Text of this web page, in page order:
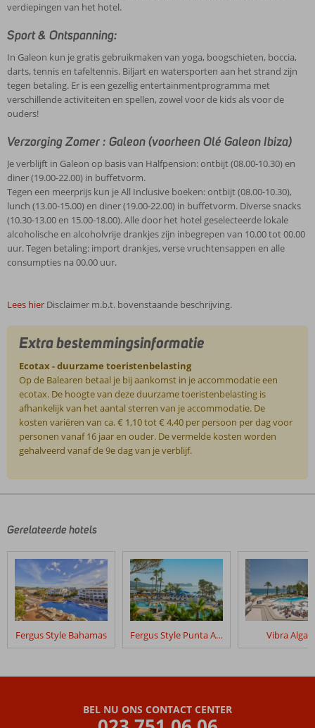
verdiepingen van het hotel.
Sport & Ontspanning:
In Galeon kun je gratis gebruikmaken van yoga, boogschieten, boccia,
darts, tennis en tafeltennis. Biljart en watersporten aan het strand zijn
tegen betaling. Er is een gezellig entertainmentprogramma met
verschillende activiteiten en spellen, zowel voor de kids als voor de
ouders!
Verzorging Zomer : Galeon (voorheen Olé Galeon Ibiza)
Je verblijft in Galeon op basis van Halfpension: ontbijt (08.00-10.30) en
diner (19.00-22.00) in buffetvorm.
Tegen een meerprijs kun je All Inclusive boeken: ontbijt (08.00-10.30),
lunch (13.00-15.00) en diner (19.00-22.00) in buffetvorm. Diverse snacks
(10.30-13.00 en 15.00-18.00). Alle door het hotel geselecteerde lokale
alcoholische en alcoholvrije drankjes zijn inbegrepen van 10.00 tot 00.00
uur. Tegen betaling: import drankjes, verse vruchtensappen en alle
consumpties na 00.00 uur.
Lees hier Disclaimer m.b.t. bovenstaande beschrijving.
Extra bestemmingsinformatie
Ecotax - duurzame toeristenbelasting
Op de Balearen betaal je bij aankomst in je accommodatie een
ecotax. De hoogte van deze duurzame toeristenbelasting is
afhankelijk van het aantal sterren van je accommodatie. De
kosten variëren van ca. € 1,10 tot € 4,40 per persoon per dag voor
personen vanaf 16 jaar en ouder. De vermelde kosten worden
gehalveerd vanaf de 9e dag van je verblijf.
door
klanten
geschreven
na
hun
verblijf
Galeon
Beoordelingen
Gerelateerde hotels
Fergus Style Bahamas Fergus Style Punta Arabi Vibra
BEL NU ONS CONTACT CENTER